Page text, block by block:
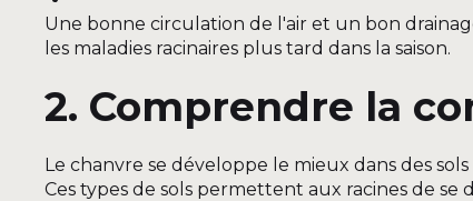
Une bonne circulation de l'air et un bon
les maladies racinaires plus tard dans la saison.
2. Comprendre la
Le chanvre se développe le mieux dans des
Ces types de sols permettent aux racines de